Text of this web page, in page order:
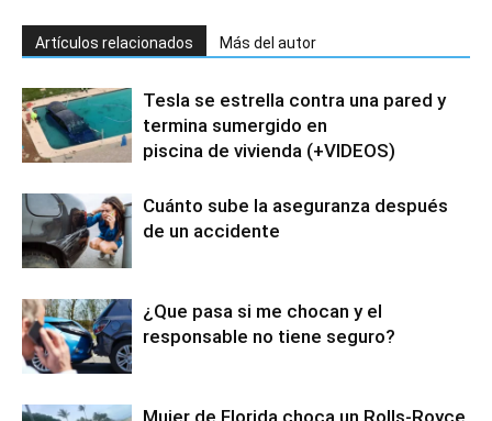
Artículos relacionados Más del autor
Tesla se estrella contra una pared y
termina sumergido en
piscina de vivienda (+VIDEOS)
Cuánto sube la aseguranza después
de un accidente
¿Que pasa si me chocan y el
responsable no tiene seguro?
Mujer de Florida choca un Rolls-Royce